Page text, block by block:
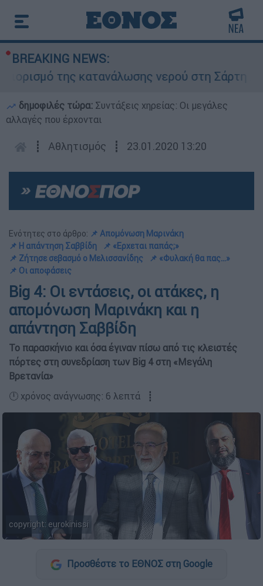
BREAKING NEWS:
της κατανάλωσης νερού στη Σάρτη
δημοφιλές τώρα: Συντάξεις χηρείας: Οι μεγάλες
αλλαγές που έρχονται
┋ Αθλητισμός ┋ 23.01.2020 13:20
Ενότητες στο άρθρο: 📌 Απομόνωση Μαρινάκη
📌 Η απάντηση Σαββίδη
📌 «Ερχεται παπάς;»
📌 Ζήτησε σεβασμό ο Μελισσανίδης
📌 «Φυλακή θα πας...»
📌 Οι αποφάσεις
Big 4: Οι εντάσεις, οι ατάκες, η
απομόνωση Μαρινάκη και η
απάντηση Σαββίδη
Το παρασκήνιο και όσα έγιναν πίσω από τις κλειστές
πόρτες στη συνεδρίαση των Big 4 στη «Μεγάλη
Βρετανία»
🕛 χρόνος ανάγνωσης: 6 λεπτά ┋
copyright: eurokinissi
Προσθέστε το ΕΘΝΟΣ στη Google